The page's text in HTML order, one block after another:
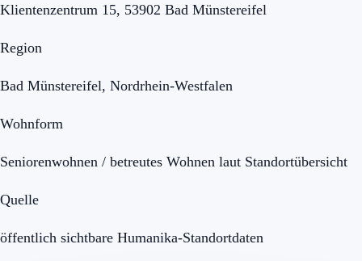
Klientenzentrum 15, 53902 Bad Münstereifel
Region
Bad Münstereifel, Nordrhein-Westfalen
Wohnform
Seniorenwohnen / betreutes Wohnen laut Standortübersicht
Quelle
öffentlich sichtbare Humanika-Standortdaten